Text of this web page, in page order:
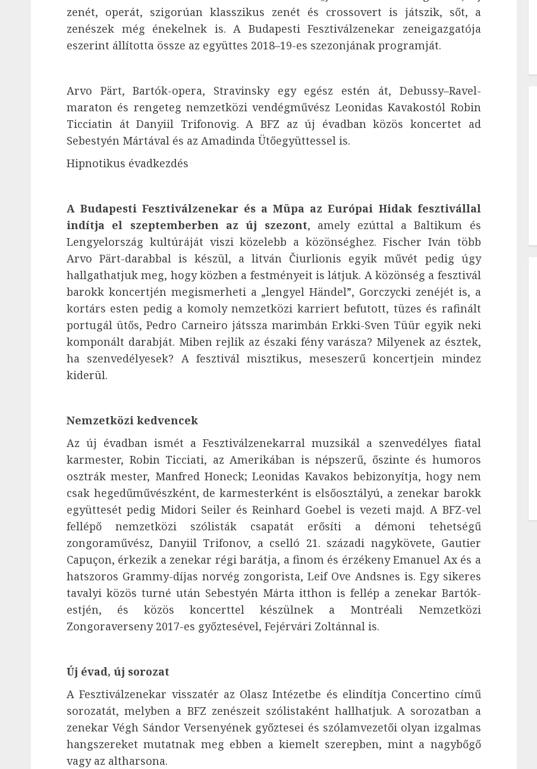
zenét, operát, szigorúan klasszikus zenét és crossovert is játszik, sőt, a
zenészek még énekelnek is. A Budapesti Fesztiválzenekar zeneigazgatója
eszerint állította össze az együttes 2018–19-es szezonjának programját.
Arvo Pärt, Bartók-opera, Stravinsky egy egész estén át, Debussy–Ravel-
maraton és rengeteg nemzetközi vendégművész Leonidas Kavakostól Robin
Ticciatin át Danyiil Trifonovig. A BFZ az új évadban közös koncertet ad
Sebestyén Mártával és az Amadinda Ütőegyüttessel is.
Hipnotikus évadkezdés
A Budapesti Fesztiválzenekar és a Müpa az Európai Hidak fesztivállal
indítja el szeptemberben az új szezont, amely ezúttal a Baltikum és
Lengyelország kultúráját viszi közelebb a közönséghez. Fischer Iván több
Arvo Pärt-darabbal is készül, a litván Čiurlionis egyik művét pedig úgy
hallgathatjuk meg, hogy közben a festményeit is látjuk. A közönség a fesztivál
barokk koncertjén megismerheti a „lengyel Händel”, Gorczycki zenéjét is, a
kortárs esten pedig a komoly nemzetközi karriert befutott, tüzes és rafinált
portugál ütős, Pedro Carneiro játssza marimbán Erkki-Sven Tüür egyik neki
komponált darabját. Miben rejlik az északi fény varásza? Milyenek az észtek,
ha szenvedélyesek? A fesztivál misztikus, meseszerű koncertjein mindez
kiderül.
Nemzetközi kedvencek
Az új évadban ismét a Fesztiválzenekarral muzsikál a szenvedélyes fiatal
karmester, Robin Ticciati, az Amerikában is népszerű, őszinte és humoros
osztrák mester, Manfred Honeck; Leonidas Kavakos bebizonyítja, hogy nem
csak hegedűművészként, de karmesterként is elsőosztályú, a zenekar barokk
együttesét pedig Midori Seiler és Reinhard Goebel is vezeti majd. A BFZ-vel
fellépő nemzetközi szólisták csapatát erősíti a démoni tehetségű
zongoraművész, Danyiil Trifonov, a cselló 21. századi nagykövete, Gautier
Capuçon, érkezik a zenekar régi barátja, a finom és érzékeny Emanuel Ax és a
hatszoros Grammy-díjas norvég zongorista, Leif Ove Andsnes is. Egy sikeres
tavalyi közös turné után Sebestyén Márta itthon is fellép a zenekar Bartók-
estjén, és közös koncerttel készülnek a Montréali Nemzetközi
Zongoraverseny 2017-es győztesével, Fejérvári Zoltánnal is.
Új évad, új sorozat
A Fesztiválzenekar visszatér az Olasz Intézetbe és elindítja Concertino című
sorozatát, melyben a BFZ zenészeit szólistaként hallhatjuk. A sorozatban a
zenekar Végh Sándor Versenyének győztesei és szólamvezetői olyan izgalmas
hangszereket mutatnak meg ebben a kiemelt szerepben, mint a nagybőgő
vagy az altharsona.